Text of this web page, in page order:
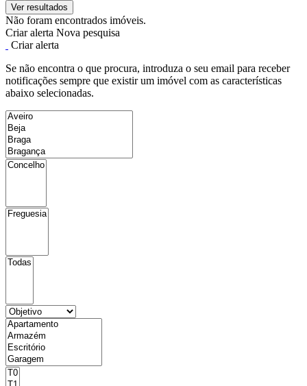
Não foram encontrados imóveis.
Criar alerta Nova pesquisa
Criar alerta
Se não encontra o que procura, introduza o seu email para receber
notificações sempre que existir um imóvel com as características
abaixo selecionadas.